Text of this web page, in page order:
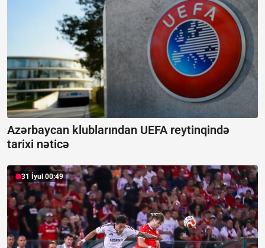
Azərbaycan klublarından UEFA reytinqində
tarixi nəticə
31 İyul 00:49